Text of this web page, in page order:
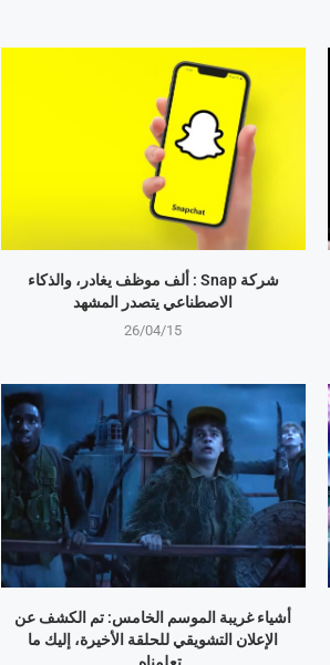
شركة Snap : ألف موظف يغادر، والذكاء
الاصطناعي يتصدر المشهد
26/04/15
أشياء غريبة الموسم الخامس: تم الكشف عن
الإعلان التشويقي للحلقة الأخيرة، إليك ما
تعلمناه...